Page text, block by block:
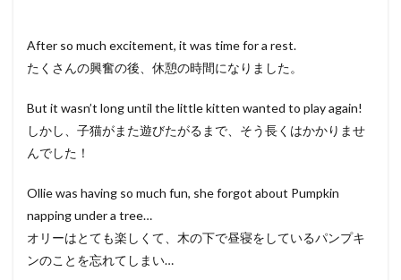
After so much excitement, it was time for a rest.
たくさんの興奮の後、休憩の時間になりました。
But it wasn’t long until the little kitten wanted to play again!
しかし、子猫がまた遊びたがるまで、そう長くはかかりませ
んでした！
Ollie was having so much fun, she forgot about Pumpkin
napping under a tree…
オリーはとても楽しくて、木の下で昼寝をしているパンプキ
ンのことを忘れてしまい…